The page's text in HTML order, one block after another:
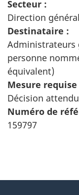
Secteur :
Direction
Destinataire :
Administrateurs
personne
équivalent)
Mesure requise
Décision
Numéro de
159797
D